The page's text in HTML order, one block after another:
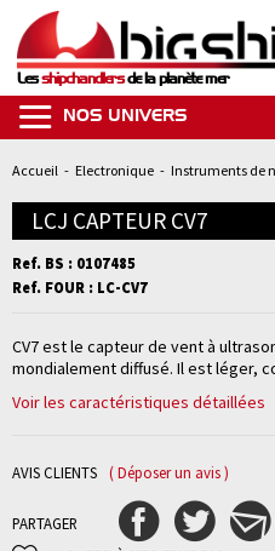
Lesshipchandlersde la planète mer
NOS UNIVERS
Accueil - Electronique - Instruments de
LCJ CAPTEUR CV7
Ref. BS : 0107485
Ref. FOUR : LC-CV7
CV7 est le capteur de vent à
mondialement diffusé. Il est léger,
Voir les caractéristiques détaillées
AVIS CLIENTS ( Déposer un avis )
PARTAGER